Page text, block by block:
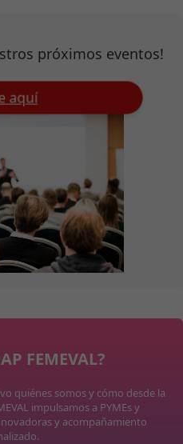
próximos eventos!
aquí
FEMEVAL?
quiénes somos y cómo desde la
impulsamos a PYMEs y
y acompañamiento